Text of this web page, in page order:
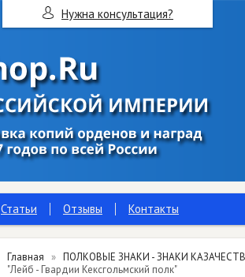
Статьи Отзывы Контакты
Главная ПОЛКОВЫЕ ЗНАКИ - ЗНАКИ
"Лейб - Гвардии Кексгольмский полк"
Нужна консультация?